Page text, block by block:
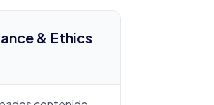
& Ethics